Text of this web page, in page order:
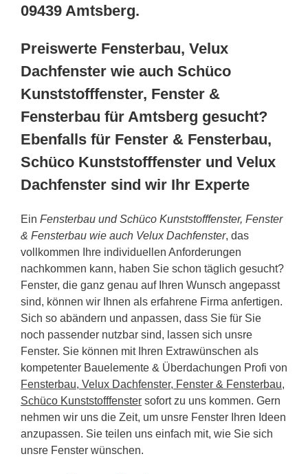
09439 Amtsberg.
Preiswerte Fensterbau, Velux
Dachfenster wie auch Schüco
Kunststofffenster, Fenster &
Fensterbau für Amtsberg gesucht?
Ebenfalls für Fenster & Fensterbau,
Schüco Kunststofffenster und Velux
Dachfenster sind wir Ihr Experte
Ein Fensterbau und Schüco Kunststofffenster, Fenster
& Fensterbau wie auch Velux Dachfenster, das
vollkommen Ihre individuellen Anforderungen
nachkommen kann, haben Sie schon täglich gesucht?
Fenster, die ganz genau auf Ihren Wunsch angepasst
sind, können wir Ihnen als erfahrene Firma anfertigen.
Sich so abändern und anpassen, dass Sie für Sie
noch passender nutzbar sind, lassen sich unsre
Fenster. Sie können mit Ihren Extrawünschen als
kompetenter Bauelemente & Überdachungen Profi von
Fensterbau, Velux Dachfenster, Fenster & Fensterbau,
Schüco Kunststofffenster sofort zu uns kommen. Gern
nehmen wir uns die Zeit, um unsre Fenster Ihren Ideen
anzupassen. Sie teilen uns einfach mit, wie Sie sich
unsre Fenster wünschen.